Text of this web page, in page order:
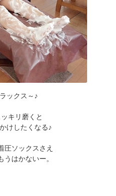
ックス～♪
キリ磨くと
けしたくなる♪
圧ソックスさえ
うはかないー。